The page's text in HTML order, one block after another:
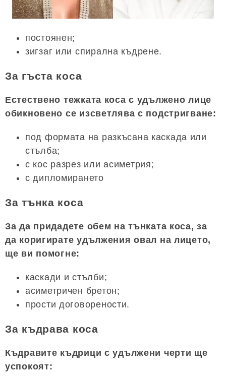
постоянен;
зигзаг или спирална къдрене.
За гъста коса
Естествено тежката коса с удължено лице
обикновено се изсветлява с подстригване:
под формата на разкъсана каскада или
стълба;
с кос разрез или асиметрия;
с дипломирането
За тънка коса
За да придадете обем на тънката коса, за
да коригирате удължения овал на лицето,
ще ви помогне:
каскади и стълби;
асиметричен бретон;
прости договорености.
За къдрава коса
Къдравите къдрици с удължени черти ще
успокоят: